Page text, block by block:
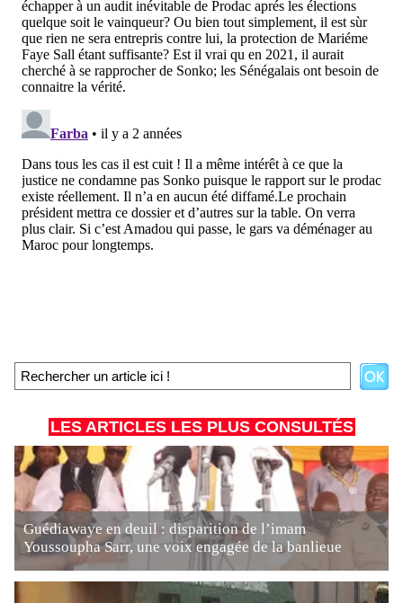
LES ARTICLES LES PLUS CONSULTÉS
Guédiawaye en deuil : disparition de l’imam
Youssoupha Sarr, une voix engagée de la banlieue